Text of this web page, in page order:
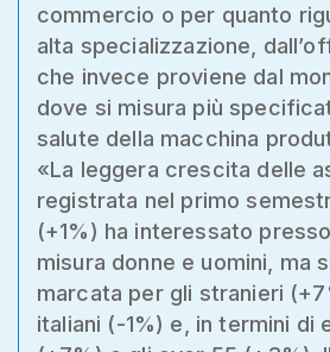
commercio o per quanto
alta specializzazione,
che invece proviene dal
dove si misura più
salute della macchina
«La leggera crescita delle
registrata nel primo
(+1%) ha interessato
misura donne e uomini, ma
marcata per gli stranieri
italiani (-1%) e, in termini di